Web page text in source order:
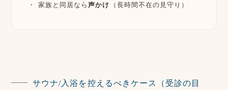
家族と同居なら声かけ （長時間不在の見守り）
サウナ/入浴を控えるべきケース（受診の目